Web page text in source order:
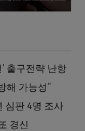
출구전략 난항
해 가능성”
심판 4명 조사
경신